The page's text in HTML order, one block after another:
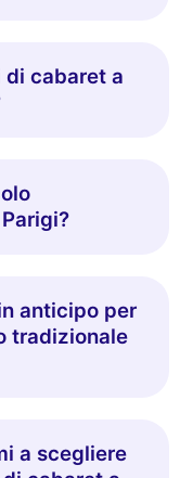
cabaret a
anticipo per
tradizionale
a scegliere